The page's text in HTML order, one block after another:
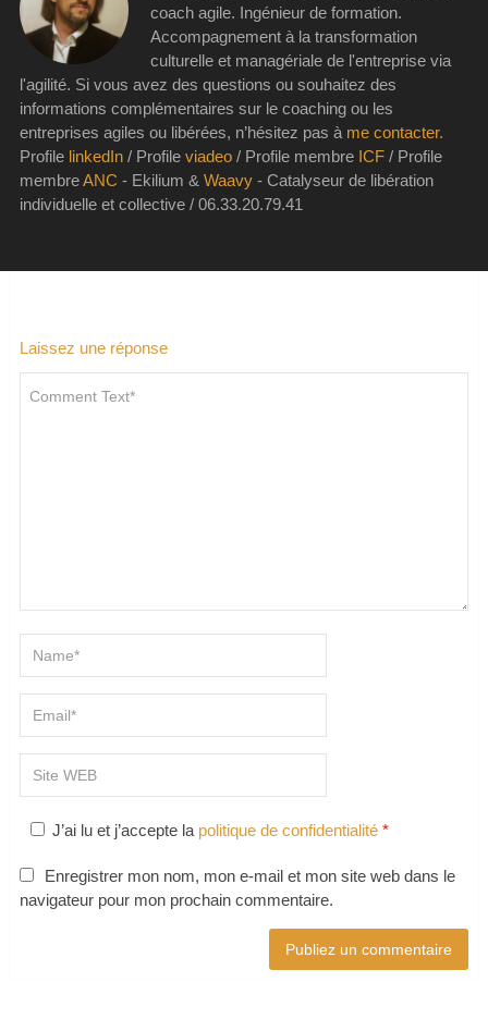
coach agile. Ingénieur de formation.
Accompagnement à la transformation
culturelle et managériale de l'entreprise via
l'agilité. Si vous avez des questions ou souhaitez des
informations complémentaires sur le coaching ou les
entreprises agiles ou libérées, n’hésitez pas à me contacter.
Profile linkedIn/ Profile viadeo/ Profile membre ICF/ Profile
membreANC - Ekilium & Waavy - Catalyseur de libération
individuelle et collective / 06.33.20.79.41
Laissez une réponse
J’ai lu et j’accepte la politique de confidentialité*
Enregistrer mon nom, mon e-mail et mon site web dans le
navigateur pour mon prochain commentaire.